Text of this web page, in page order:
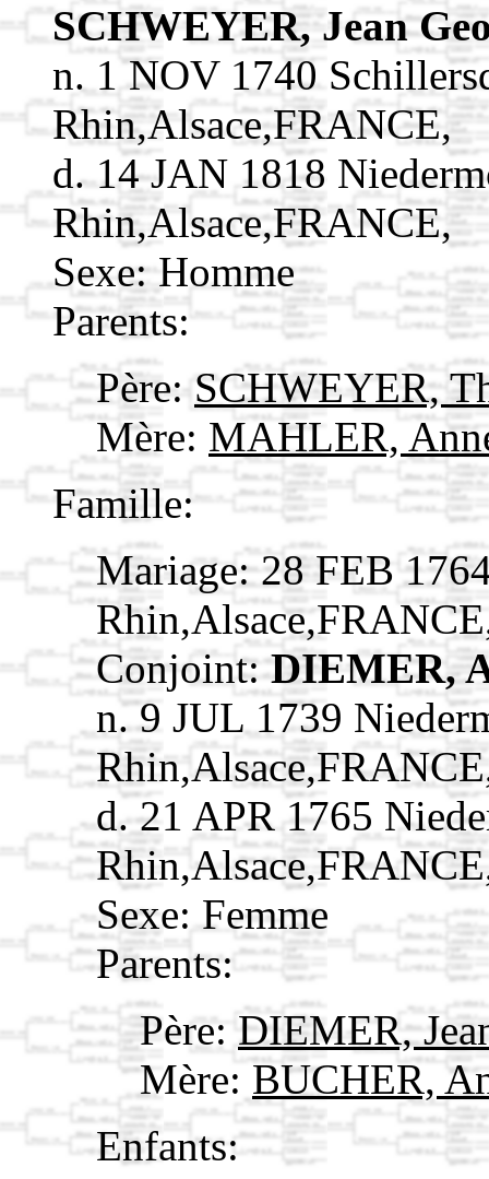
SCHWEYER, Jean
n. 1 NOV 1740
Rhin,Alsace,FRANCE,
d. 14 JAN 1818
Rhin,Alsace,FRANCE,
Sexe: Homme
Parents:
Père:SCHWEYER,
Mère: MAHLER,
Famille:
Mariage: 28 FEB
Conjoint: DIEMER,
n. 9 JUL 1739
d. 21 APR 1765
Sexe: Femme
Parents:
Père: DIEMER,
Mère: BUCHER,
Enfants: